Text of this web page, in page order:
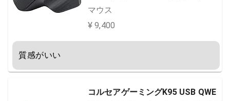
ールホイール 充電式 FLOW 7ボタ
ン windows Mac iPad OS 無線 MX
マウス
¥ 9,400
質感がいい
コルセアゲーミングK95 USB QWE